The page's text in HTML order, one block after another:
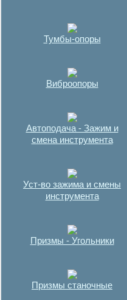
Тумбы-опоры
Виброопоры
Автоподача - Зажим и
смена инструмента
Уст-во зажима и смены
инструмента
Призмы - Угольники
Призмы станочные